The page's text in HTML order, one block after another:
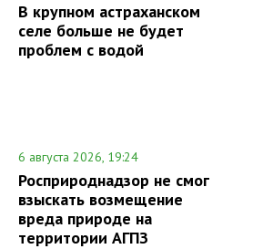
В крупном астраханском
селе больше не будет
проблем с водой
6 августа 2026, 19:24
Росприроднадзор не смог
взыскать возмещение
вреда природе на
территории АГПЗ